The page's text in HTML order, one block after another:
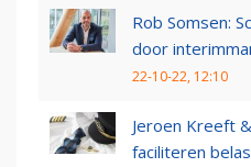
Rob Somsen:
door
22-10-22, 12:10
Jeroen Kreeft
faciliteren